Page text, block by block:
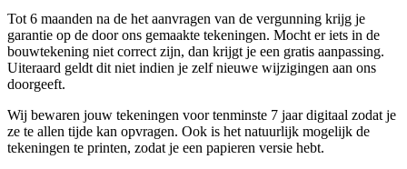
Tot 6 maanden na de het aanvragen van de vergunning krijg je
garantie op de door ons gemaakte tekeningen. Mocht er iets in de
bouwtekening niet correct zijn, dan krijgt je een gratis aanpassing.
Uiteraard geldt dit niet indien je zelf nieuwe wijzigingen aan ons
doorgeeft.
Wij bewaren jouw tekeningen voor tenminste 7 jaar digitaal zodat je
ze te allen tijde kan opvragen. Ook is het natuurlijk mogelijk de
tekeningen te printen, zodat je een papieren versie hebt.